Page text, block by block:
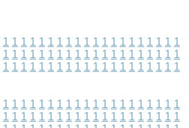
1 1 1 1 1 1 1 1 1 1 1 1 1 1 1 1 1 1 1 1
1 1 1 1 1 1 1 1 1 1 1 1 1 1 1 1 1 1 1 1
1 1 1 1 1 1 1 1 1 1 1 1 1 1 1 1 1 1 1 1
1 1 1 1 1 1 1 1 1 1 1 1 1 1 1 1 1 1 1 1
1 1 1 1 1 1 1 1 1 1 1 1 1 1 1 1 1 1 1 1